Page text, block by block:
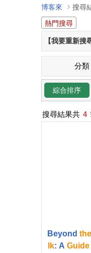
博客來
搜尋
熱門搜尋
【我要重新搜
分類
綜合排序
搜尋結果共 4
Beyond the
lk: A Guide